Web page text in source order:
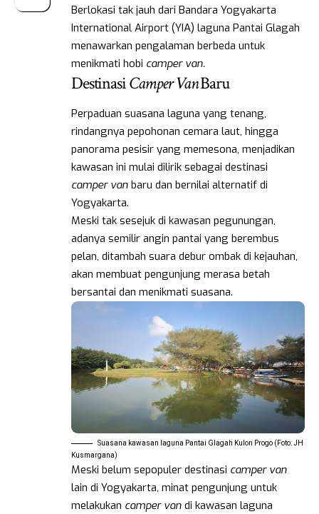
Berlokasi tak jauh dari Bandara Yogyakarta
International Airport (YIA) laguna Pantai Glagah
menawarkan pengalaman berbeda untuk
menikmati hobi camper van.
DestinasiCamper VanBaru
Perpaduan suasana laguna yang tenang,
rindangnya pepohonan cemara laut, hingga
panorama pesisir yang memesona, menjadikan
kawasan ini mulai dilirik sebagai destinasi
camper van baru dan bernilai alternatif di
Yogyakarta.
Meski tak sesejuk di kawasan pegunungan,
adanya semilir angin pantai yang berembus
pelan, ditambah suara debur ombak di kejauhan,
akan membuat pengunjung merasa betah
bersantai dan menikmati suasana.
Suasana kawasan laguna Pantai Glagah Kulon Progo (Foto: JH
Kusmargana)
Meski belum sepopuler destinasi camper van
lain di Yogyakarta, minat pengunjung untuk
melakukan camper van di kawasan laguna